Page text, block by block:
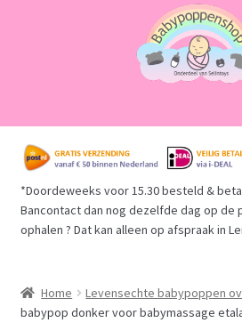
naar
navigatie
de
inhoud
Home
Babypoppen Afdelingen
Mijn account
*Doordeweeks voor 15.30 besteld &
Bancontact dan nog dezelfde dag op de
ophalen ? Dat kan alleen op afspraak in
Home Levensechte babypoppen
babypop donker voor babymassage